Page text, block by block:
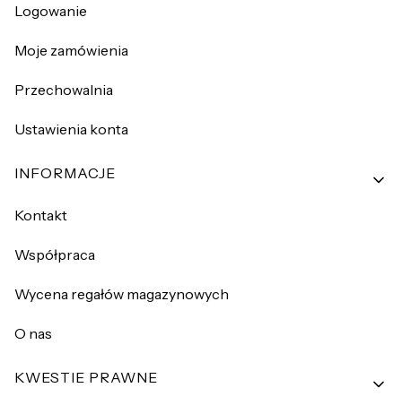
Logowanie
Moje zamówienia
Przechowalnia
Ustawienia konta
INFORMACJE
Kontakt
Współpraca
Wycena regałów magazynowych
O nas
KWESTIE PRAWNE